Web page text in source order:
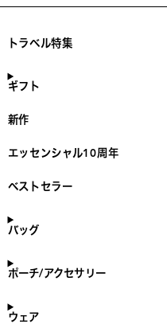
トラベル特集
ギフト
新作
エッセンシャル10周年
ベストセラー
バッグ
ポーチ/アクセサリー
ウェア